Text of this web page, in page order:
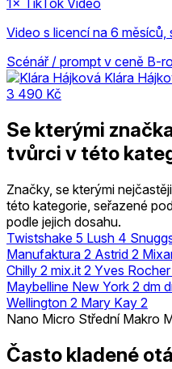
Video s licencí na 6
Scénář / prompt v ceně B-
Klára
3 490 Kč
Se kterými
tvůrci v této
Značky, se kterými
této kategorie, seřazené
podle jejich dosahu.
Twistshake 5 Lush 4
Manufaktura 2 Astrid 2
Chilly 2 mix.it 2 Yves Rocher
Maybelline New York 2 dm
Wellington 2 Mary Kay 2
Nano Micro Střední Makro
Často kladené